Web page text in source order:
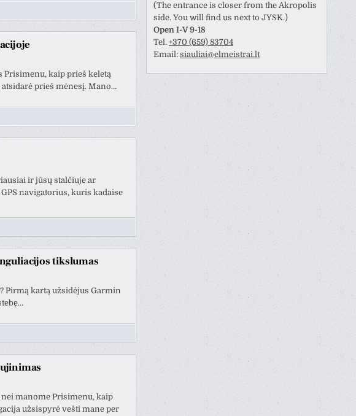
kaip prieš keletą
prieš mėnesį. Mano…
ir jūsų stalčiuje ar
navigatorius, kuris kadaise
tikslumas
Pirmą kartą užsidėjus Garmin
manome Prisimenu, kaip
užsispyrė vešti mane per
(The entrance is closer from the Akropolis
side. You will find us next to JYSK.)
Open I-V 9-18
Tel. +370 (659) 83704
Email: siauliai@elmeistrai.lt